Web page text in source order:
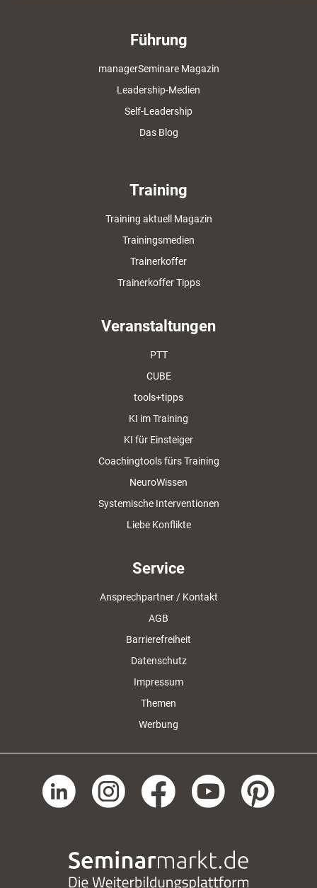
Führung
managerSeminare Magazin
Leadership-Medien
Self-Leadership
Das Blog
Training
Training aktuell Magazin
Trainingsmedien
Trainerkoffer
Trainerkoffer Tipps
Veranstaltungen
PTT
CUBE
tools+tipps
KI im Training
KI für Einsteiger
Coachingtools fürs Training
NeuroWissen
Systemische Interventionen
Liebe Konflikte
Service
Ansprechpartner / Kontakt
AGB
Barrierefreiheit
Datenschutz
Impressum
Themen
Werbung